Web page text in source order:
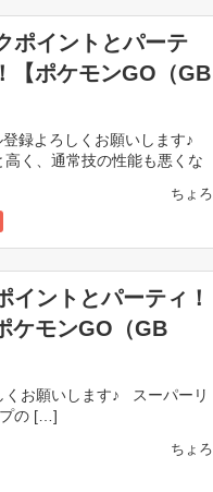
ポイントとパーテ
【ポケモンGO（GB
録よろしくお願いします♪
く、通常技の性能も悪くな
ちょろ
イントとパーティ！
ケモンGO（GB
お願いします♪ スーパーリ
の […]
ちょろ